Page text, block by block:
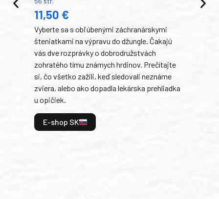
11,50 €
Vyberte sa s obľúbenými záchranárskymi
šteniatkami na výpravu do džungle. Čakajú
vás dve rozprávky o dobrodružstvách
zohratého tímu známych hrdinov. Prečítajte
si, čo všetko zažili, keď sledovali neznáme
zviera, alebo ako dopadla lekárska prehliadka
u opičiek.
E-shop SK